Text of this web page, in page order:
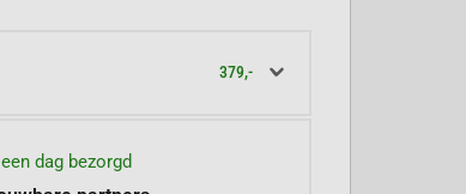
379,-
dag bezorgd